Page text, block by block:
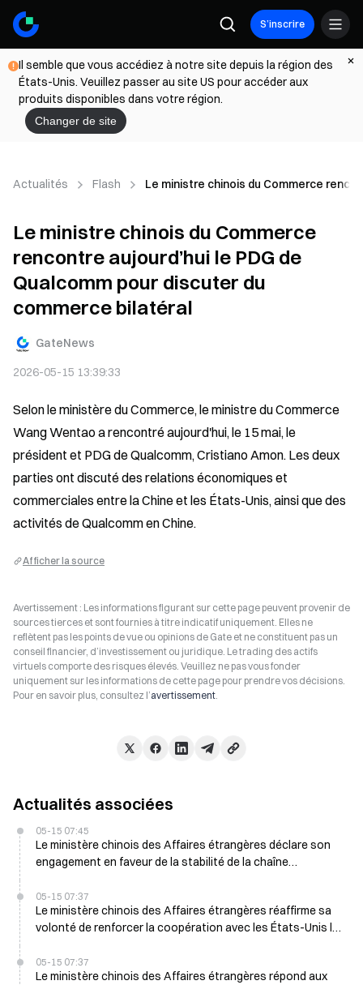
S’inscrire
Il semble que vous accédiez à notre site depuis la région des
États-Unis. Veuillez passer au site US pour accéder aux
produits disponibles dans votre région.
Changer de site
Actualités Flash Le ministre chinois du Commerce
Le ministre chinois du Commerce
rencontre aujourd’hui le PDG de
Qualcomm pour discuter du
commerce bilatéral
GateNews
2026-05-15 13:39:33
Selon le ministère du Commerce, le ministre du Commerce
Wang Wentao a rencontré aujourd'hui, le 15 mai, le
président et PDG de Qualcomm, Cristiano Amon. Les deux
parties ont discuté des relations économiques et
commerciales entre la Chine et les États-Unis, ainsi que des
activités de Qualcomm en Chine.
Afficher la source
Avertissement : Les informations figurant sur cette page peuvent provenir de
sources tierces et sont fournies à titre indicatif uniquement. Elles ne
reflètent pas les points de vue ou opinions de Gate et ne constituent pas un
conseil financier, d’investissement ou juridique. Le trading des actifs
virtuels comporte des risques élevés. Veuillez ne pas vous fonder
uniquement sur les informations de cette page pour prendre vos décisions.
Pour en savoir plus, consultez l’avertissement.
Actualités associées
05-15 07:45
Le ministère chinois des Affaires étrangères déclare son
engagement en faveur de la stabilité de la chaîne
05-15 07:37
Le ministère chinois des Affaires étrangères réaffirme sa
volonté de renforcer la coopération avec les États-Unis le
05-15 07:37
Le ministère chinois des Affaires étrangères répond aux